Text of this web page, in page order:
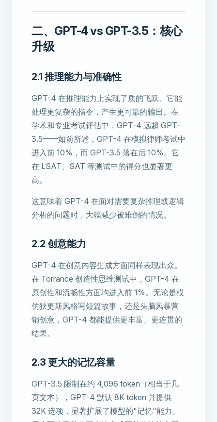
二、GPT-4 vs GPT-3.5：核心
升级
2.1 推理能力与准确性
GPT-4 在推理能力上实现了质的飞跃。它能
处理更复杂的指令，产生更可靠的输出。在
学术和专业考试评估中，GPT-4 远超 GPT-
3.5——如前所述，GPT-4 在模拟律师考试中
进入前 10%，而 GPT-3.5 落在后 10%。它
在 LSAT、SAT 等测试中的得分也显著更
高。
这意味着 GPT-4 在面对需要复杂推理或逻辑
分析的问题时，大幅减少被难倒的情况。
2.2 创意能力
GPT-4 在创意内容生成方面同样表现出众。
在 Torrance 创造性思维测试中，GPT-4 在
原创性和流畅性方面均进入前 1%。无论是模
仿狄更斯风格写短篇故事，还是头脑风暴营
销创意，GPT-4 都能提供更丰富、更连贯的
结果。
2.3 更大的记忆容量
GPT-3.5 限制在约 4,096 token（相当于几
页文本），GPT-4 默认 8K token 并提供
32K 选项，显著扩展了模型的"记忆"能力。